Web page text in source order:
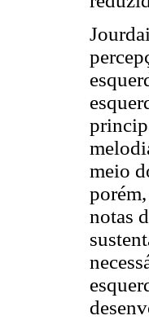
meio
notas